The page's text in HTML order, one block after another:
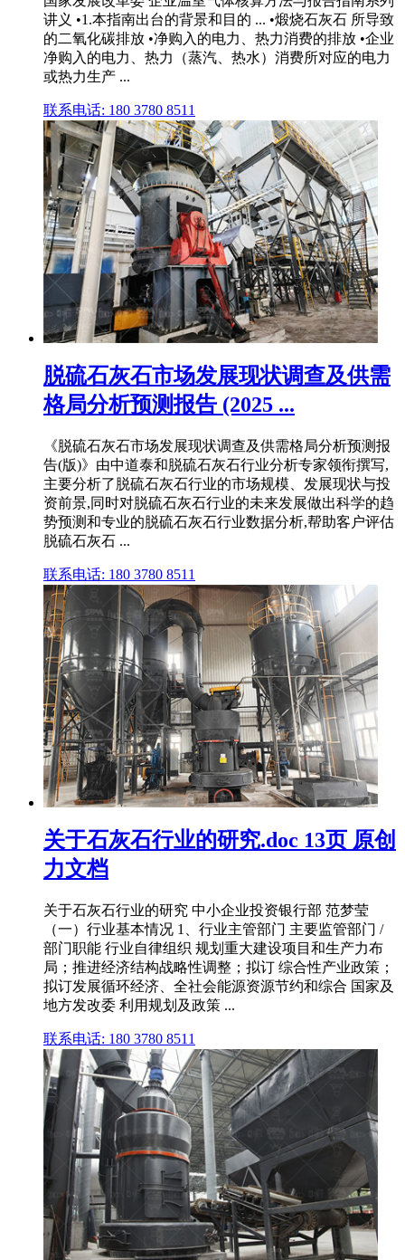
讲义 •1.本指南出台的背景和目的 ... •煅烧石灰石 所导致
的二氧化碳排放 •净购入的电力、热力消费的排放 •企业
净购入的电力、热力（蒸汽、热水）消费所对应的电力
或热力生产 ...
联系电话: 180 3780 8511
脱硫石灰石市场发展现状调查及供需
格局分析预测报告 (2025 ...
《脱硫石灰石市场发展现状调查及供需格局分析预测报
告(版)》由中道泰和脱硫石灰石行业分析专家领衔撰写,
主要分析了脱硫石灰石行业的市场规模、发展现状与投
资前景,同时对脱硫石灰石行业的未来发展做出科学的趋
势预测和专业的脱硫石灰石行业数据分析,帮助客户评估
脱硫石灰石 ...
联系电话: 180 3780 8511
关于石灰石行业的研究.doc 13页 原创
力文档
关于石灰石行业的研究 中小企业投资银行部 范梦莹
（一）行业基本情况 1、行业主管部门 主要监管部门 /
部门职能 行业自律组织 规划重大建设项目和生产力布
局；推进经济结构战略性调整；拟订 综合性产业政策；
拟订发展循环经济、全社会能源资源节约和综合 国家及
地方发改委 利用规划及政策 ...
联系电话: 180 3780 8511